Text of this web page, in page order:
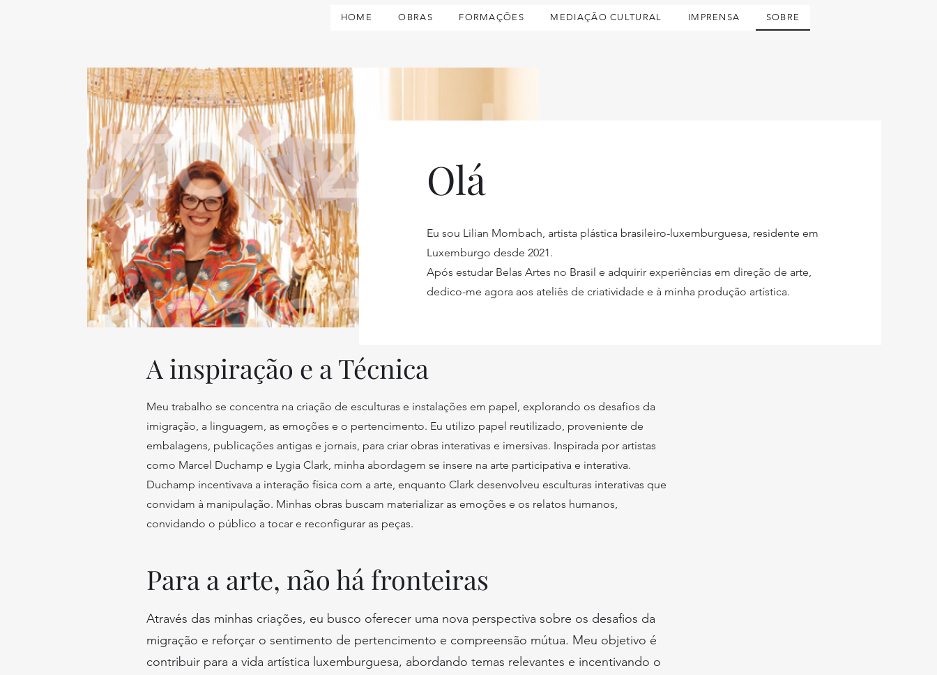
HOME OBRAS FORMAÇÕES MEDIAÇÃO CULTURAL IMPRENSA SOBRE
Olá
Eu sou Lilian Mombach, artista plástica brasileiro-luxemburguesa, residente em
Luxemburgo desde 2021.
Após estudar Belas Artes no Brasil e adquirir experiências em direção de arte,
dedico-me agora aos ateliês de criatividade e à minha produção artística.
A inspiração e a Técnica
Meu trabalho se concentra na criação de esculturas e instalações em papel, explorando os desafios da
imigração, a linguagem, as emoções e o pertencimento. Eu utilizo papel reutilizado, proveniente de
embalagens, publicações antigas e jornais, para criar obras interativas e imersivas. Inspirada por artistas
como Marcel Duchamp e Lygia Clark, minha abordagem se insere na arte participativa e interativa.
Duchamp incentivava a interação física com a arte, enquanto Clark desenvolveu esculturas interativas que
convidam à manipulação. Minhas obras buscam materializar as emoções e os relatos humanos,
convidando o público a tocar e reconfigurar as peças.
Para a arte, não há fronteiras
Através das minhas criações, eu busco oferecer uma nova perspectiva sobre os desafios da
migração e reforçar o sentimento de pertencimento e compreensão mútua. Meu objetivo é
contribuir para a vida artística luxemburguesa, abordando temas relevantes e incentivando o